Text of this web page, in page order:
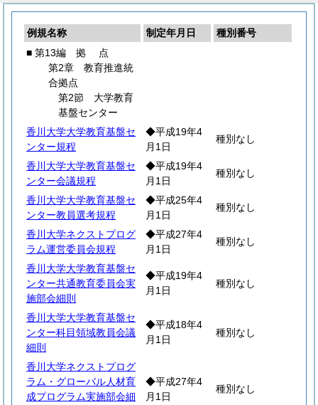
例規名称 制定年月日
種別番号
■ 第13編 拠
点
第2章 教育推進統
合拠点
第2節 大学教育
基盤センター
香川大学大学教育基盤セ
ンター規程
◆平成19年4
月1日
種別なし
香川大学大学教育基盤セ
ンター会議規程
◆平成19年4
月1日
種別なし
香川大学大学教育基盤セ
ンター教員選考規程
◆平成25年4
月1日
種別なし
香川大学ネクストプログ
ラム運営委員会規程
◆平成27年4
月1日
種別なし
香川大学大学教育基盤セ
ンター共通教育委員会実
施部会細則
◆平成19年4
月1日
種別なし
香川大学大学教育基盤セ
ンター科目領域教員会議
細則
◆平成18年4
月1日
種別なし
香川大学ネクストプログ
ラム・グローバル人材育
成プログラム実施部会細
◆平成27年4
月1日
種別なし